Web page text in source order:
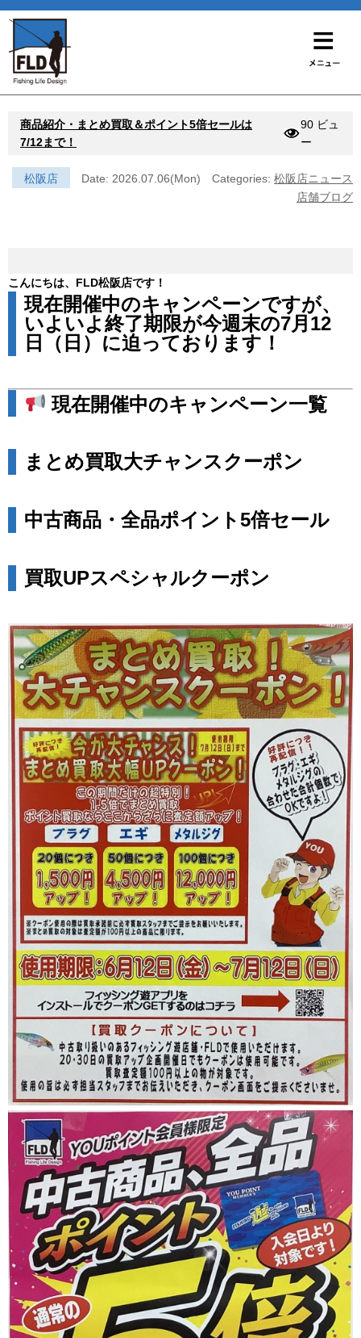
商品紹介・まとめ買取＆ポイント5倍セールは
7/12まで！
90 ビュ
ー
松阪店 Date: 2026.07.06(Mon) Categories: 松阪店ニュース
店舗ブログ
こんにちは、FLD松阪店です！
現在開催中のキャンペーンですが、
いよいよ終了期限が今週末の7月12
日（日）に迫っております！
現在開催中のキャンペーン一覧
まとめ買取大チャンスクーポン
中古商品・全品ポイント5倍セール
買取UPスペシャルクーポン